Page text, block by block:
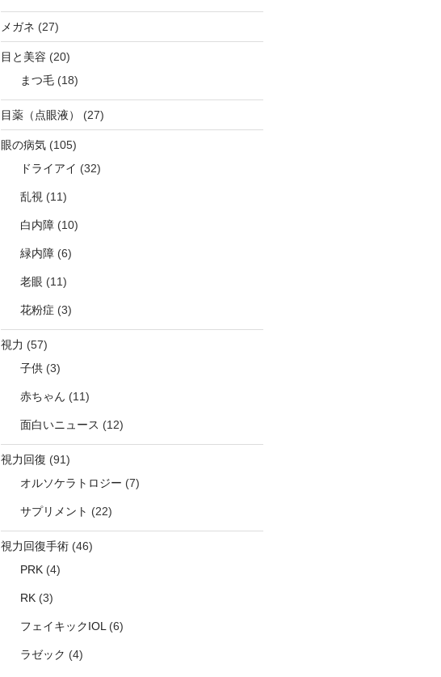
メガネ (27)
目と美容 (20)
まつ毛(18)
目薬（点眼液） (27)
眼の病気(105)
ドライアイ (32)
乱視(11)
白内障(10)
緑内障(6)
老眼 (11)
花粉症 (3)
視力 (57)
子供(3)
赤ちゃん (11)
面白いニュース (12)
視力回復 (91)
オルソケラトロジー (7)
サプリメント (22)
視力回復手術(46)
PRK(4)
RK(3)
フェイキックIOL(6)
ラゼック (4)